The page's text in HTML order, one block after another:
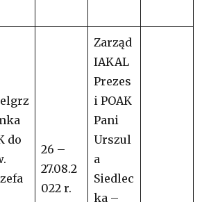
do
26 –
27.08.2
022 r.
Zarząd
IAKAL
Prezes
i POAK
Pani
Urszul
a
Siedlec
ka –